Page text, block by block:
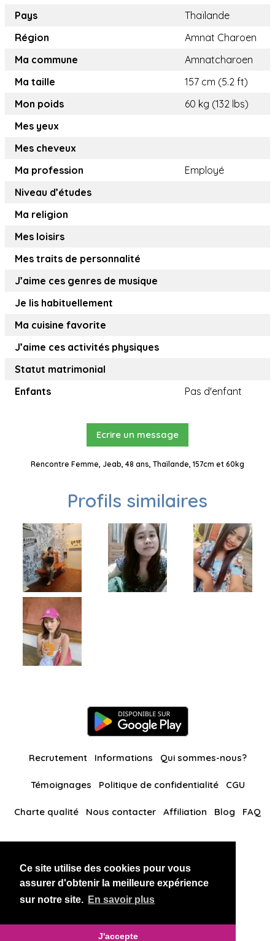
Ce site utilise des cookies pour vous
assurer d'obtenir la meilleure expérience
sur notre site. En savoir plus
J'accepte
Pays
Thaïlande
Région
Amnat Charoen
Ma commune
Amnatcharoen
Ma taille
157 cm (5.2 ft)
Mon poids
60 kg (132 lbs)
Mes yeux
Mes cheveux
Ma profession
Employé
Niveau d’études
Ma religion
Mes loisirs
Mes traits de personnalité
J’aime ces genres de musique
Je lis habituellement
Ma cuisine favorite
J’aime ces activités physiques
Statut matrimonial
Enfants
Pas d'enfant
Ecrire un message
Rencontre Femme, Jeab, 48 ans, Thaïlande, 157cm et 60kg
Profils similaires
Recrutement Informations Qui sommes-nous?
Témoignages Politique de confidentialité CGU
Charte qualité Nous contacter Affiliation Blog FAQ
BlackAndBeauties RussianKisses
Copyright 2026 thaidatevip